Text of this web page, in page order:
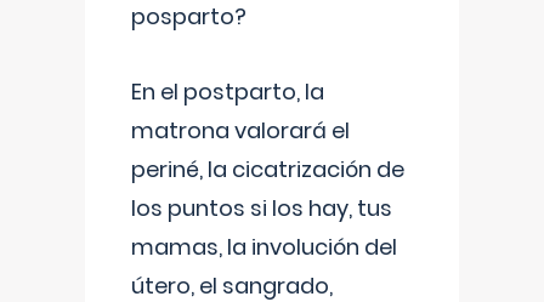
posparto?
En el postparto, la
matrona valorará el
periné, la cicatrización de
los puntos si los hay, tus
mamas, la involución del
útero, el sangrado,